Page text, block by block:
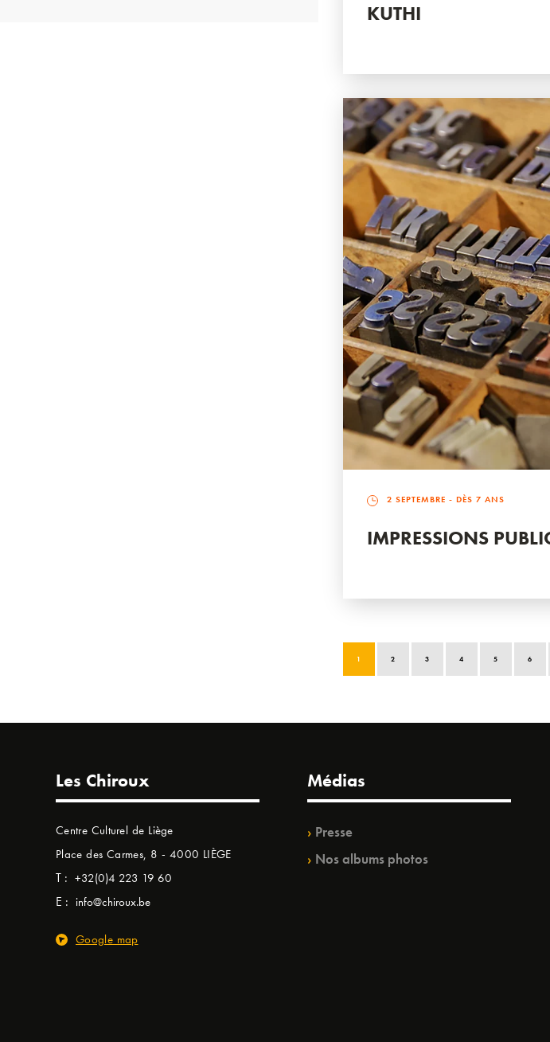
KUTHI
2 SEPTEMBRE - DÈS 7 ANS
IMPRESSIONS
1 2 3 4 5 6
Les Chiroux
Centre Culturel de Liège
Place des Carmes, 8 - 4000 LIÈGE
T : +32(0)4 223 19 60
E : info@chiroux.be
Google map
Médias
Presse
Nos albums photos